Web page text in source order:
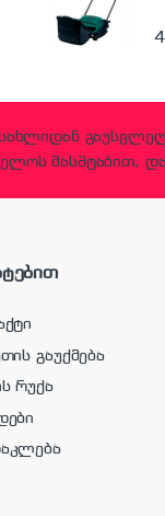
სახლიდან
მასშტაბით,
გაუქმება
რუქა